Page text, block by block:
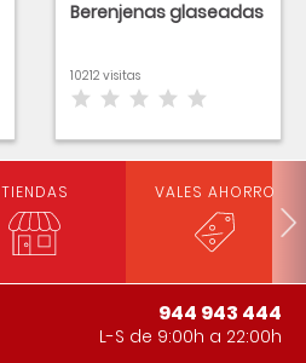
Berenjenas glaseadas
10212 visitas
TIENDAS VALES AHORRO
944 943 444
L-S de 9:00h a 22:00h